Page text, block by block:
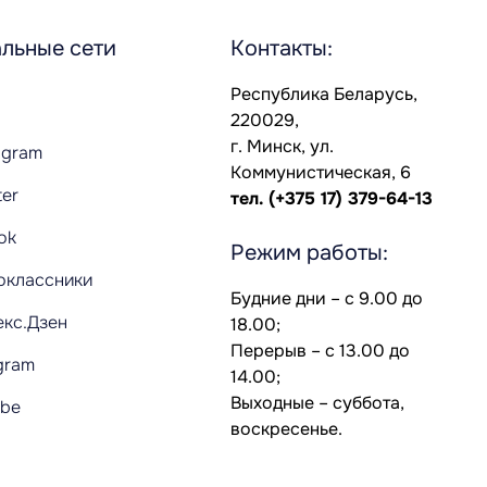
сети Контакты:
Республика Беларусь,
220029,
г. Минск, ул.
Коммунистическая, 6
тел. (+375 17) 379-64-13
Режим работы:
Будние дни – с 9.00 до
18.00;
Перерыв – с 13.00 до
14.00;
Выходные – суббота,
воскресенье.